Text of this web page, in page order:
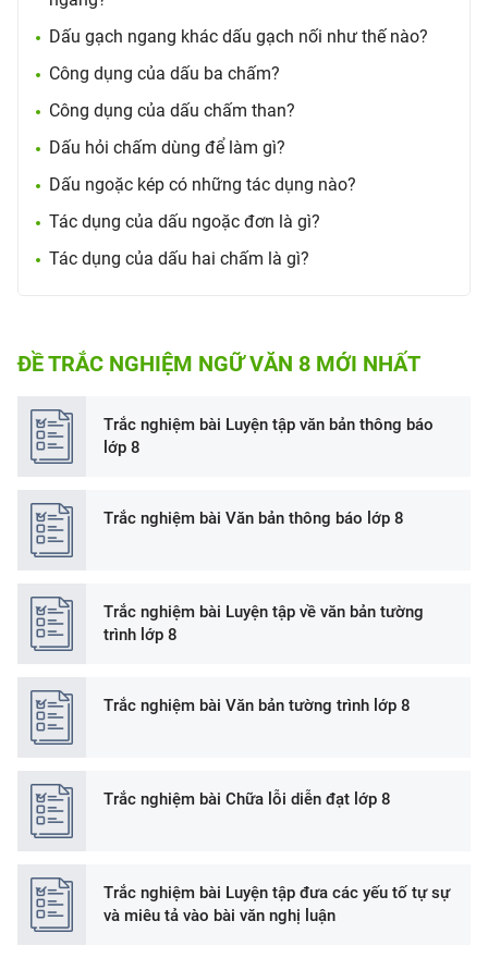
Dấu gạch ngang khác dấu gạch nối như thế nào?
Công dụng của dấu ba chấm?
Công dụng của dấu chấm than?
Dấu hỏi chấm dùng để làm gì?
Dấu ngoặc kép có những tác dụng nào?
Tác dụng của dấu ngoặc đơn là gì?
Tác dụng của dấu hai chấm là gì?
ĐỀ TRẮC NGHIỆM NGỮ VĂN 8 MỚI NHẤT
Trắc nghiệm bài Luyện tập văn bản thông báo
lớp 8
Trắc nghiệm bài Văn bản thông báo lớp 8
Trắc nghiệm bài Luyện tập về văn bản tường
trình lớp 8
Trắc nghiệm bài Văn bản tường trình lớp 8
Trắc nghiệm bài Chữa lỗi diễn đạt lớp 8
Trắc nghiệm bài Luyện tập đưa các yếu tố tự sự
và miêu tả vào bài văn nghị luận